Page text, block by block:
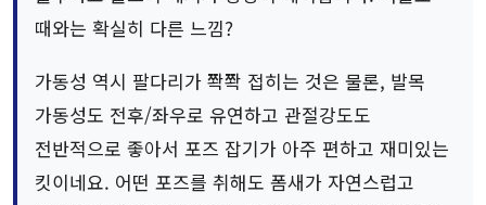
때와는 확실히 다른 느낌?
가동성 역시 팔다리가 쫙쫙 접히는 것은 물론, 발목
가동성도 전후/좌우로 유연하고 관절강도도
전반적으로 좋아서 포즈 잡기가 아주 편하고 재미있는
킷이네요. 어떤 포즈를 취해도 폼새가 자연스럽고